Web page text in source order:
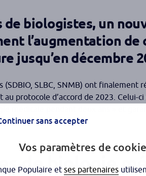
biologistes, un
l’augmentation de
jusqu’en décembre
SLBC, SNMB) ont finalement
protocole d’accord de 2023. Celui-
médicale pendant deux ans » et
de biologie
sans accepter
Vos paramètres de
Populaire et ses partenaires